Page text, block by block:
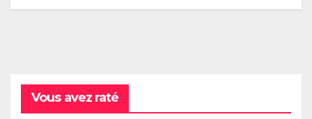
Vous avez raté